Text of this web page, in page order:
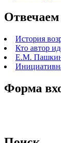
История
Кто автор
Е.М. Пашкин
Форма